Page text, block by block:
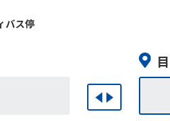
バス停